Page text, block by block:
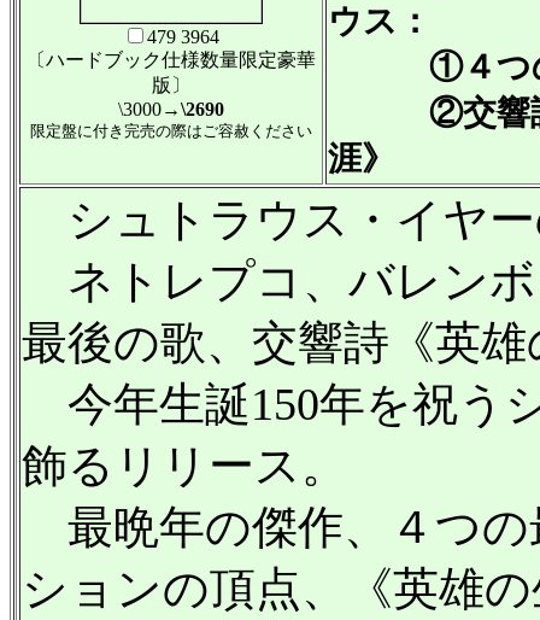
479 3964
〔ハードブック仕様数量限定豪華
版〕
\3000→\2690
限定盤に付き完売の際はご容赦ください
ウス：
①４つの
②交響詩
涯》
シュトラウス・イヤ
ネトレプコ、バレン
最後の歌、交響詩《英
今年生誕150年を祝う
飾るリリース。
最晩年の傑作、４つの
ションの頂点、《英雄